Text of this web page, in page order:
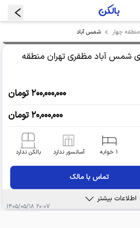
منطقه چهار شمس آباد
تهران منطقه
۲۰۰,۰۰۰,۰۰۰ تومان
۲۰,۰۰۰,۰۰۰ تومان
۱ خوابه آسانسور ندارد بالکن ندارد
تماس با مالک
اطلاعات بیشتر
۲۰:۰۷ ۱۴۰۵/۰۵/۱۸